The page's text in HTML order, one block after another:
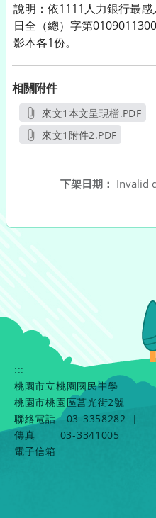
說明：依1111人力銀行最
日全（總）字第
影本各1份。
相關附件
來文1本文呈現檔.PDF
另開新視窗
來文1附件2.PDF
下架日期： Invalid
:::
桃園市立桃園國民中學
桃園市桃園區莒光街2號
聯絡電話
03-3358282
|
傳真
03-3341005
電子信箱